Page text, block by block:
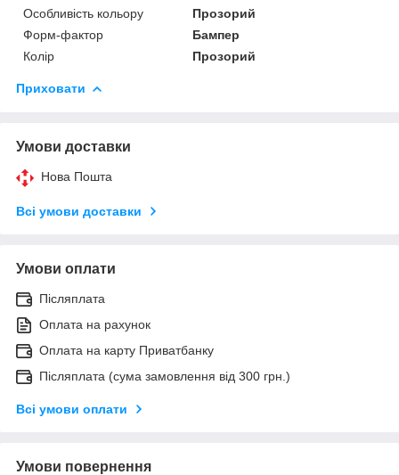
Особливість кольору
Прозорий
Форм-фактор
Бампер
Колір
Прозорий
Приховати
Умови доставки
Нова Пошта
Всі умови доставки
Умови оплати
Післяплата
Оплата на рахунок
Оплата на карту Приватбанку
Післяплата (сума замовлення від 300 грн.)
Всі умови оплати
Умови повернення